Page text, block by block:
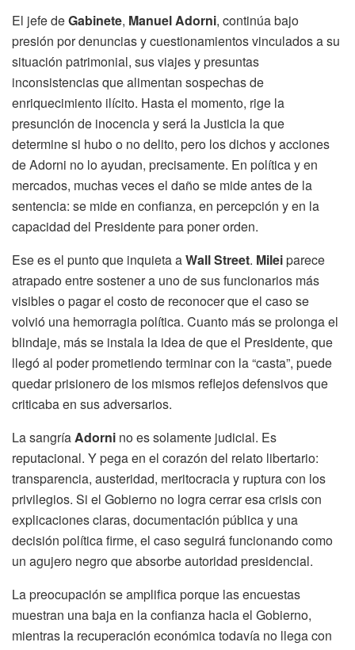
El jefe deGabinete, Manuel Adorni, continúa bajo
presión por denuncias y cuestionamientos vinculados a su
situación patrimonial, sus viajes y presuntas
inconsistencias que alimentan sospechas de
enriquecimiento ilícito. Hasta el momento, rige la
presunción de inocencia y será la Justicia la que
determine si hubo o no delito, pero los dichos y acciones
de Adorni no lo ayudan, precisamente. En política y en
mercados, muchas veces el daño se mide antes de la
sentencia: se mide en confianza, en percepción y en la
capacidad del Presidente para poner orden.
Ese es el punto que inquieta aWall Street. Mileiparece
atrapado entre sostener a uno de sus funcionarios más
visibles o pagar el costo de reconocer que el caso se
volvió una hemorragia política. Cuanto más se prolonga el
blindaje, más se instala la idea de que el Presidente, que
llegó al poder prometiendo terminar con la “casta”, puede
quedar prisionero de los mismos reflejos defensivos que
criticaba en sus adversarios.
La sangríaAdorni no es solamente judicial. Es
reputacional. Y pega en el corazón del relato libertario:
transparencia, austeridad, meritocracia y ruptura con los
privilegios. Si el Gobierno no logra cerrar esa crisis con
explicaciones claras, documentación pública y una
decisión política firme, el caso seguirá funcionando como
un agujero negro que absorbe autoridad presidencial.
La preocupación se amplifica porque las encuestas
muestran una baja en la confianza hacia el Gobierno,
mientras la recuperación económica todavía no llega con